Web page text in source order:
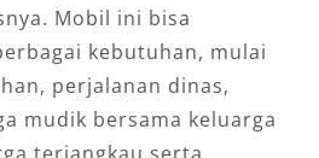
Mobil ini bisa
kebutuhan, mulai
perjalanan dinas,
mudik bersama keluarga